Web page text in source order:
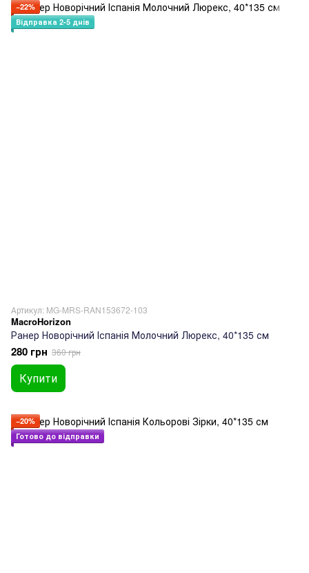
−22%
Відправка 2-5 днів
Артикул: MG-MRS-RAN153672-103
MacroHorizon
Ранер Новорічний Іспанія Молочний Люрекс, 40*135 см
280 грн 360 грн
Купити
−20%
Готово до відправки